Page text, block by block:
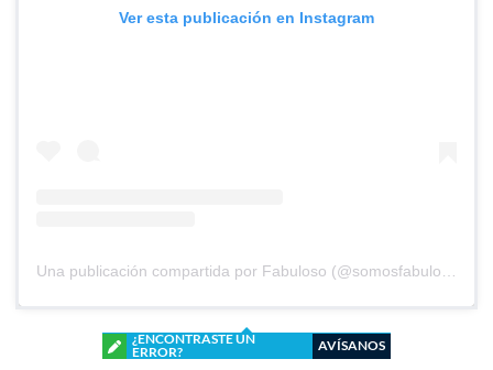
Ver esta publicación en Instagram
¿ENCONTRASTE UN
ERROR?
AVÍSANOS